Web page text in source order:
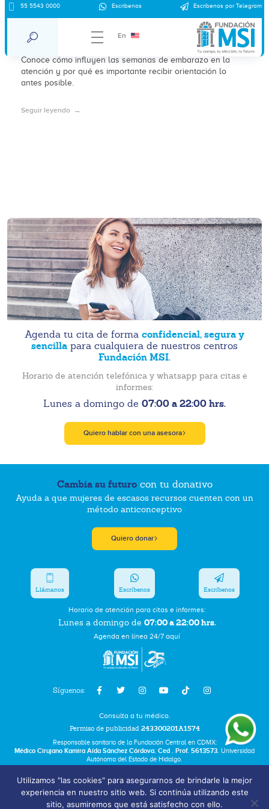
55 5543 0000 Escríbenos Escríbenos por Telegram
En
¿El aborto tiene más riesgos según las
semanas de embarazo?
Conoce cómo influyen las semanas de embarazo en la
atención y por qué es importante recibir orientación lo
antes posible.
Seguir leyendo
Agenda tu cita de forma confidencial, segura y
sencilla para cualquiera de nuestros centros
Fundación MSI.
Horario de atención telefónica y whatsapp para citas e
informes:
Lunes a domingo de 07:00 a 22:00 hrs.
Quiero hablar con una asesora
Cambia su futurocon tu donativo
Ayuda a que mujeres de escasos recursos cuenten con un
método anticonceptivo
Quiero donar
Síguenos:
Horario de atención para citas e informes:
Lunes a domingo de 07:00 a 22:00 hrs.
Agenda en línea 24/7 aquí
Llámanos Escríbenos Escríbenos
Consulta a tu médico.
Permiso de publicidad 243300201A1574
Responsable sanitario de la Fundación Central en CDMX:
Médico Cirujano Kamira Aída Sánchez Córdova. Ced . Prof. 5613573. Universidad
Autónoma del Estado de Hidalgo.
Términos y Condiciones
Bolsa de Trabajo
Utilizamos "las cookies" para asegurarnos de brindarle la mejor
experiencia en nuestro sitio web. Si continúa utilizando este
sitio, asumiremos que está satisfecho con ello.